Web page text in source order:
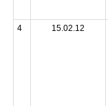
4 15.02.12